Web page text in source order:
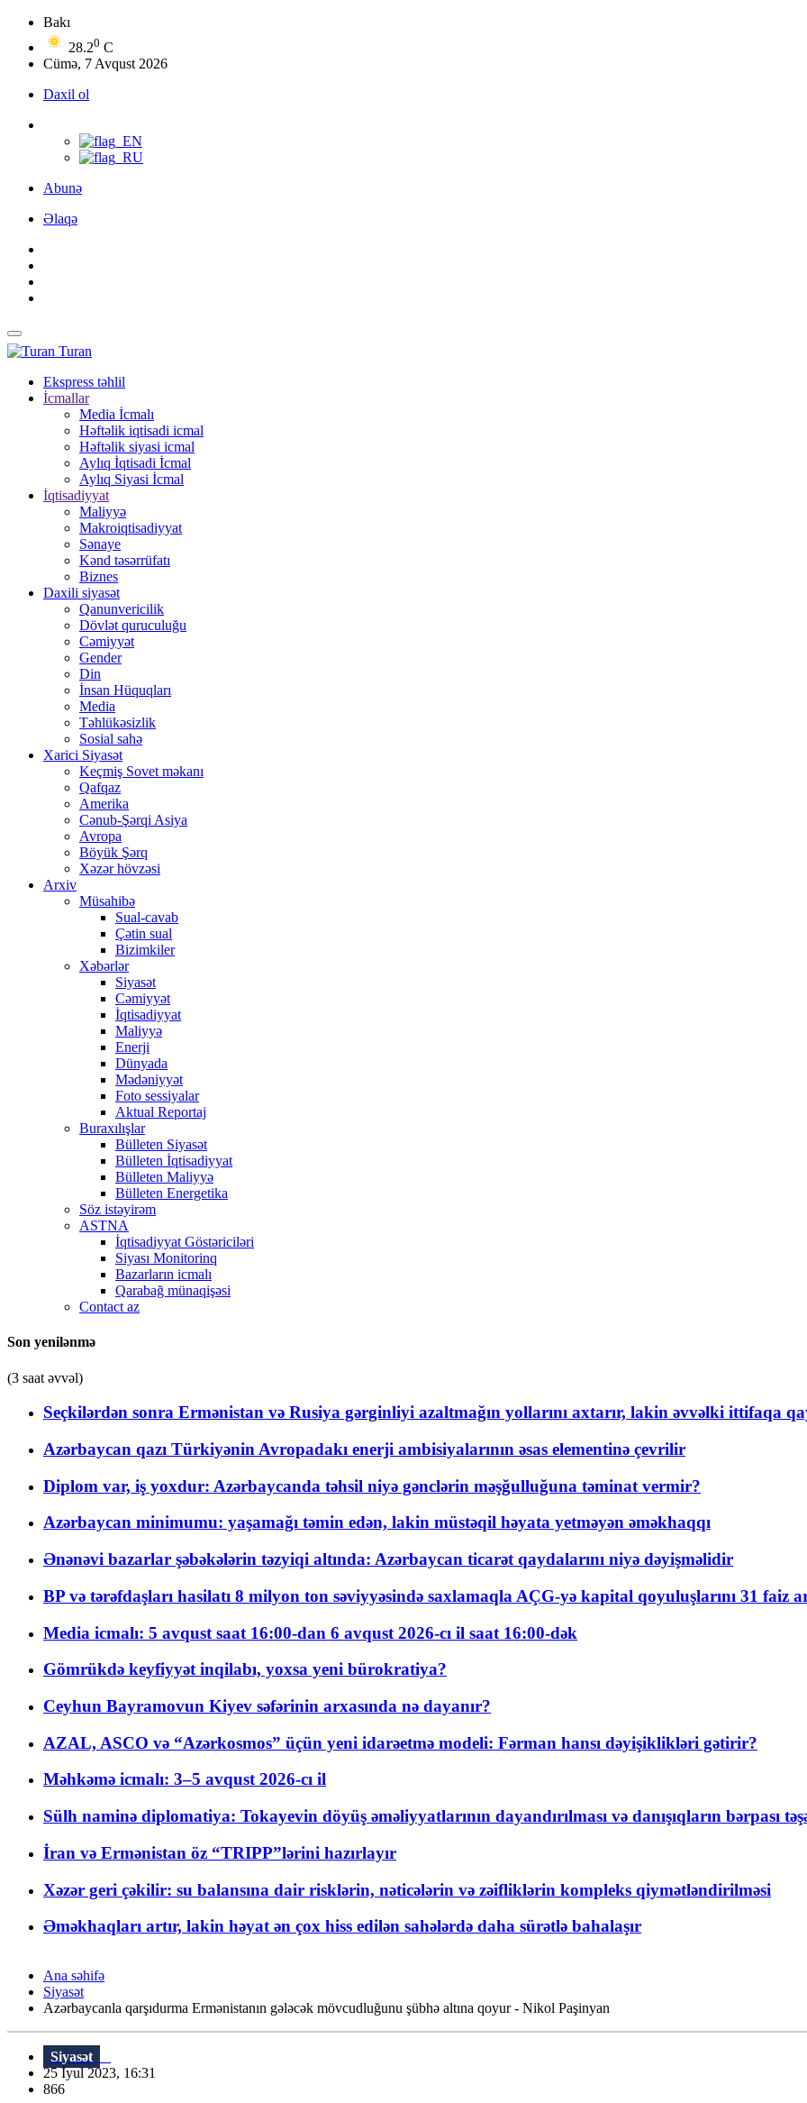
Bakı
28.20 C
Cümə, 7 Avqust 2026
Daxil ol
Abunə
Əlaqə
Turan
Ekspress təhlil
İcmallar
Media İcmalı
Həftəlik iqtisadi icmal
Həftəlik siyasi icmal
Aylıq İqtisadi İcmal
Aylıq Siyasi İcmal
İqtisadiyyat
Maliyyə
Makroiqtisadiyyat
Sənaye
Kənd təsərrüfatı
Biznes
Daxili siyasət
Qanunvericilik
Dövlət quruculuğu
Cəmiyyət
Gender
Din
İnsan Hüquqları
Media
Təhlükəsizlik
Sosial sahə
Xarici Siyasət
Keçmiş Sovet məkanı
Qafqaz
Amerika
Cənub-Şərqi Asiya
Avropa
Böyük Şərq
Xəzər hövzəsi
Arxiv
Müsahibə
Sual-cavab
Çətin sual
Bizimkiler
Xəbərlər
Siyasət
Cəmiyyət
İqtisadiyyat
Maliyyə
Enerji
Dünyada
Mədəniyyət
Foto sessiyalar
Aktual Reportaj
Buraxılışlar
Bülleten Siyasət
Bülleten İqtisadiyyat
Bülleten Maliyyə
Bülleten Energetika
Söz istəyirəm
ASTNA
İqtisadiyyat Göstəriciləri
Siyası Monitorinq
Bazarların icmalı
Qarabağ münaqişəsi
Contact az
Son yenilənmə
(3 saat əvvəl)
Seçkilərdən sonra Ermənistan və Rusiya gərginliyi azaltmağın yollarını axtarır, lakin əvvəlki ittifaqa
Azərbaycan qazı Türkiyənin Avropadakı enerji ambisiyalarının əsas elementinə çevrilir
Diplom var, iş yoxdur: Azərbaycanda təhsil niyə gənclərin məşğulluğuna təminat vermir?
Azərbaycan minimumu: yaşamağı təmin edən, lakin müstəqil həyata yetməyən əməkhaqqı
Ənənəvi bazarlar şəbəkələrin təzyiqi altında: Azərbaycan ticarət qaydalarını niyə dəyişməlidir
BP və tərəfdaşları hasilatı 8 milyon ton səviyyəsində saxlamaqla AÇG-yə kapital qoyuluşlarını 31 faiz
Media icmalı: 5 avqust saat 16:00-dan 6 avqust 2026-cı il saat 16:00-dək
Gömrükdə keyfiyyət inqilabı, yoxsa yeni bürokratiya?
Ceyhun Bayramovun Kiyev səfərinin arxasında nə dayanır?
AZAL, ASCO və “Azərkosmos” üçün yeni idarəetmə modeli: Fərman hansı dəyişiklikləri gətirir?
Məhkəmə icmalı: 3–5 avqust 2026-cı il
Sülh naminə diplomatiya: Tokayevin döyüş əməliyyatlarının dayandırılması və danışıqların bərpası
İran və Ermənistan öz “TRIPP”lərini hazırlayır
Xəzər geri çəkilir: su balansına dair risklərin, nəticələrin və zəifliklərin kompleks qiymətləndirilməsi
Əməkhaqları artır, lakin həyat ən çox hiss edilən sahələrdə daha sürətlə bahalaşır
Ana səhifə
Siyasət
Azərbaycanla qarşıdurma Ermənistanın gələcək mövcudluğunu şübhə altına qoyur - Nikol Paşinyan
Siyasət
25 İyul 2023, 16:31
866